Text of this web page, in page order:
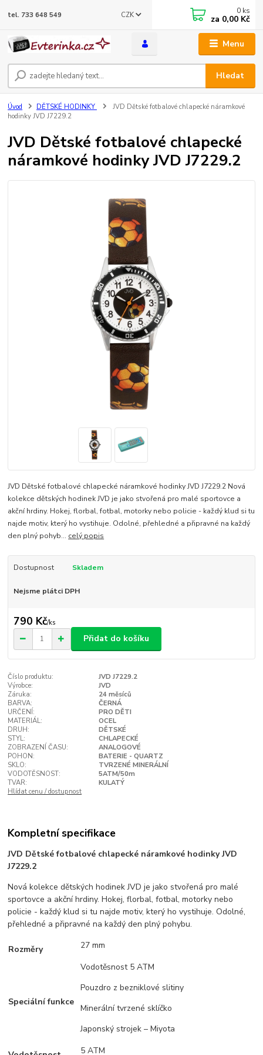
Menu
CZK
Hledat
tel. 733 648 549 0 ks
za 0,00 Kč
Úvod DĚTSKÉ HODINKY
JVD Dětské fotbalové chlapecké náramkové
hodinky JVD J7229.2
JVD Dětské fotbalové chlapecké
náramkové hodinky JVD J7229.2
JVD Dětské fotbalové chlapecké náramkové hodinky JVD J7229.2 Nová
kolekce dětských hodinek JVD je jako stvořená pro malé sportovce a
akční hrdiny. Hokej, florbal, fotbal, motorky nebo policie - každý klud si tu
najde motiv, který ho vystihuje. Odolné, přehledné a připravné na každý
den plný pohyb... celý popis
Dostupnost Skladem
Nejsme plátci DPH
790 Kč/ks
Přidat do košíku
Číslo produktu:
JVD J7229.2
Výrobce:
JVD
Záruka:
24 měsíců
BARVA:
ČERNÁ
URČENÍ:
PRO DĚTI
MATERIÁL:
OCEL
DRUH:
DĚTSKÉ
STYL:
CHLAPECKÉ
ZOBRAZENÍ ČASU:
ANALOGOVÉ
POHON:
BATERIE - QUARTZ
SKLO:
TVRZENÉ MINERÁLNÍ
VODOTĚSNOST:
5ATM/50m
TVAR:
KULATÝ
Hlídat cenu / dostupnost
Kompletní specifikace
JVD Dětské fotbalové chlapecké náramkové hodinky JVD
J7229.2
Nová kolekce dětských hodinek JVD je jako stvořená pro malé
sportovce a akční hrdiny. Hokej, florbal, fotbal, motorky nebo
policie - každý klud si tu najde motiv, který ho vystihuje. Odolné,
přehledné a připravné na každý den plný pohybu.
Rozměry 27 mm
Speciální funkce
Vodotěsnost 5 ATM
Pouzdro z bezniklové slitiny
Minerální tvrzené sklíčko
Japonský strojek – Miyota
5 ATM